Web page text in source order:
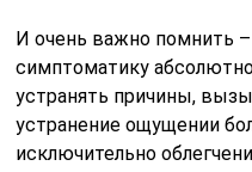
И очень важно помнить –
симптоматику
устранять причины,
устранение ощущении
исключительно